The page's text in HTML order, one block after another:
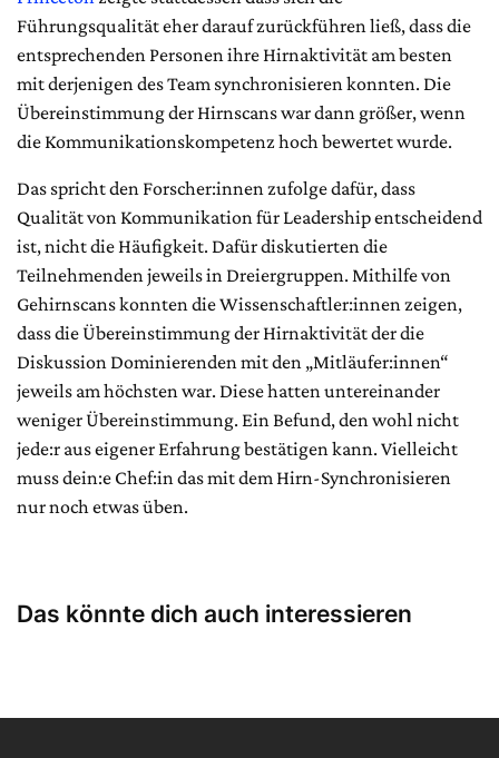
Führungsqualität eher darauf zurückführen ließ, dass die
entsprechenden Personen ihre Hirnaktivität am besten
mit derjenigen des Team synchronisieren konnten. Die
Übereinstimmung der Hirnscans war dann größer, wenn
die Kommunikationskompetenz hoch bewertet wurde.
Das spricht den Forscher:innen zufolge dafür, dass
Qualität von Kommunikation für Leadership entscheidend
ist, nicht die Häufigkeit. Dafür diskutierten die
Teilnehmenden jeweils in Dreiergruppen. Mithilfe von
Gehirnscans konnten die Wissenschaftler:innen zeigen,
dass die Übereinstimmung der Hirnaktivität der die
Diskussion Dominierenden mit den „Mitläufer:innen“
jeweils am höchsten war. Diese hatten untereinander
weniger Übereinstimmung. Ein Befund, den wohl nicht
jede:r aus eigener Erfahrung bestätigen kann. Vielleicht
muss dein:e Chef:in das mit dem Hirn-Synchronisieren
nur noch etwas üben.
Das könnte dich auch interessieren